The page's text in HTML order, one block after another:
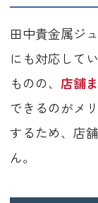
田中貴金属ジ
にも対応して
ものの、店舗
できるのがメ
するため、店
ん。